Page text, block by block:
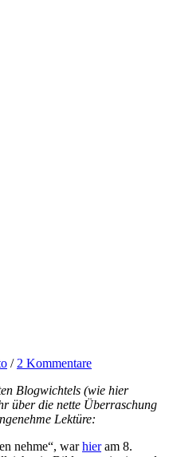
/ 2 Kommentare
Blogwichtels (wie hier
über die nette Überraschung
Lektüre:
nehme“, warhieram 8.